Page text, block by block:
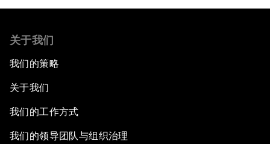
关于我们
我们的策略
关于我们
我们的工作方式
我们的领导团队与组织治理